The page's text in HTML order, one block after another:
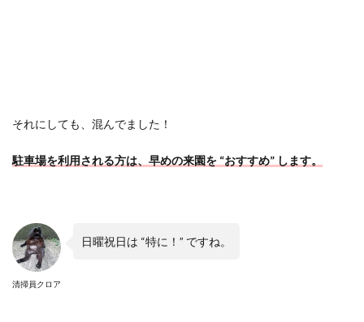
それにしても、混んでました！
駐車場を利用される方は、早めの来園を “おすすめ” します。
清掃員クロア
日曜祝日は “特に！” ですね。